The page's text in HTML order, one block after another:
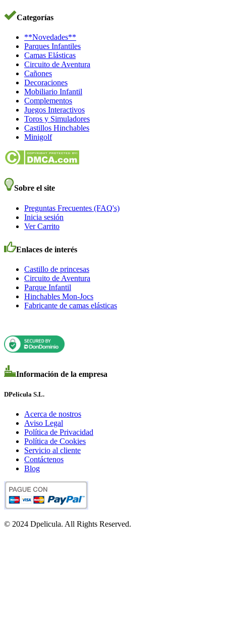
Categorías
**Novedades**
Parques Infantiles
Camas Elásticas
Circuito de Aventura
Cañones
Decoraciones
Mobiliario Infantil
Complementos
Juegos Interactivos
Toros y Simuladores
Castillos Hinchables
Minigolf
Sobre el site
Preguntas Frecuentes (FAQ's)
Inicia sesión
Ver Carrito
Enlaces de interés
Castillo de princesas
Circuito de Aventura
Parque Infantil
Hinchables Mon-Jocs
Fabricante de camas elásticas
Información de la empresa
DPelicula S.L.
Acerca de nostros
Aviso Legal
Política de Privacidad
Política de Cookies
Servicio al cliente
Contáctenos
Blog
© 2024 Dpelicula. All Rights Reserved.